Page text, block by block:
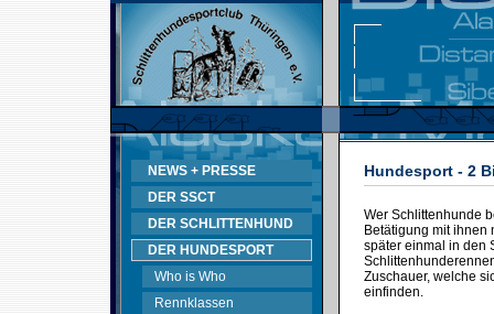
NEWS + PRESSE
DER SSCT
DER SCHLITTENHUND
DER HUNDESPORT
Who is Who
Rennklassen
Hundesport - 2
Wer Schlittenhunde
Betätigung mit ihnen
später einmal in den
Zuschauer, welche
einfinden.